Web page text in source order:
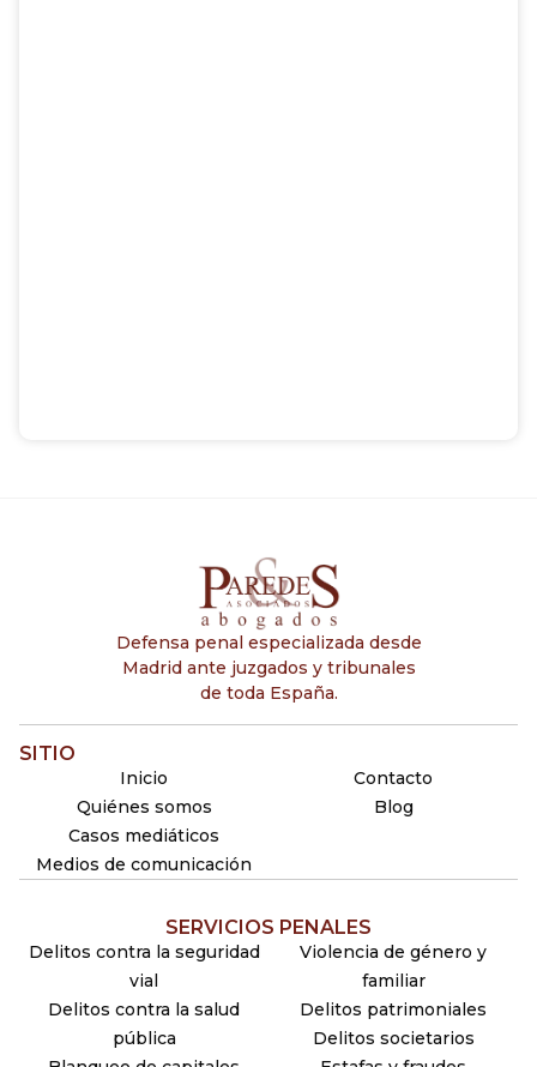
Defensa penal especializada desde
Madrid ante juzgados y tribunales
de toda España.
SITIO
Inicio
Quiénes somos
Casos mediáticos
Medios de comunicación
Contacto
Blog
SERVICIOS PENALES
Delitos contra la seguridad
vial
Delitos contra la salud
pública
Violencia de género y
familiar
Delitos patrimoniales
Delitos societarios